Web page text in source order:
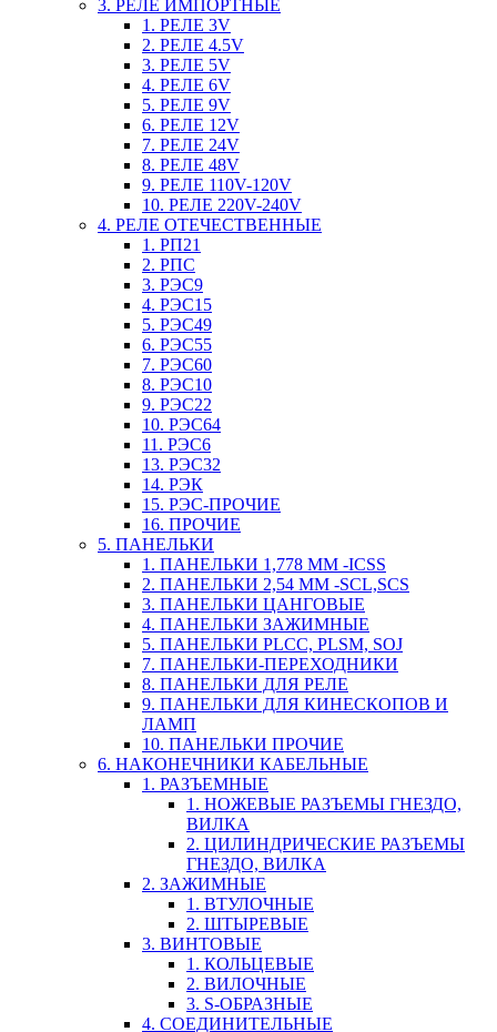
3. РЕЛЕ ИМПОРТНЫЕ
1. РЕЛЕ 3V
2. РЕЛЕ 4.5V
3. РЕЛЕ 5V
4. РЕЛЕ 6V
5. РЕЛЕ 9V
6. РЕЛЕ 12V
7. РЕЛЕ 24V
8. РЕЛЕ 48V
9. РЕЛЕ 110V-120V
10. РЕЛЕ 220V-240V
4. РЕЛЕ ОТЕЧЕСТВЕННЫЕ
1. РП21
2. РПС
3. РЭС9
4. РЭС15
5. РЭС49
6. РЭС55
7. РЭС60
8. РЭС10
9. РЭС22
10. РЭС64
11. РЭС6
13. РЭС32
14. РЭК
15. РЭС-ПРОЧИЕ
16. ПРОЧИЕ
5. ПАНЕЛЬКИ
1. ПАНЕЛЬКИ 1,778 ММ -ICSS
2. ПАНЕЛЬКИ 2,54 ММ -SCL,SCS
3. ПАНЕЛЬКИ ЦАНГОВЫЕ
4. ПАНЕЛЬКИ ЗАЖИМНЫЕ
5. ПАНЕЛЬКИ PLCC, PLSM, SOJ
7. ПАНЕЛЬКИ-ПЕРЕХОДНИКИ
8. ПАНЕЛЬКИ ДЛЯ РЕЛЕ
9. ПАНЕЛЬКИ ДЛЯ КИНЕСКОПОВ И
ЛАМП
10. ПАНЕЛЬКИ ПРОЧИЕ
6. НАКОНЕЧНИКИ КАБЕЛЬНЫЕ
1. РАЗЪЕМНЫЕ
1. НОЖЕВЫЕ РАЗЪЕМЫ ГНЕЗДО,
ВИЛКА
2. ЦИЛИНДРИЧЕСКИЕ РАЗЪЕМЫ
ГНЕЗДО, ВИЛКА
2. ЗАЖИМНЫЕ
1. ВТУЛОЧНЫЕ
2. ШТЫРЕВЫЕ
3. ВИНТОВЫЕ
1. КОЛЬЦЕВЫЕ
2. ВИЛОЧНЫЕ
3. S-ОБРАЗНЫЕ
4. СОЕДИНИТЕЛЬНЫЕ